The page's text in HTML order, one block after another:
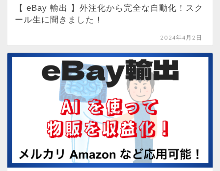
【 eBay 輸出 】外注化から完全な自動化！スク
ール生に聞きました！
2024年4月2日